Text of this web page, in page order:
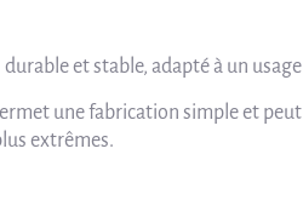
et stable, adapté à un
une fabrication simple et
extrêmes.